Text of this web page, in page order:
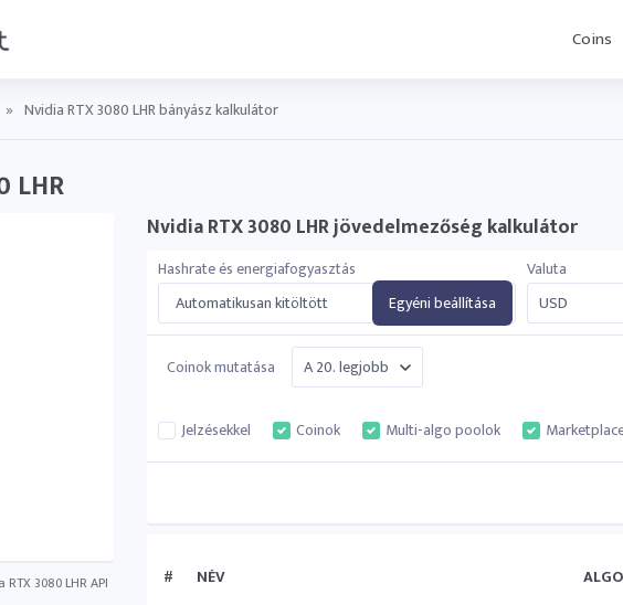
Coins
» Nvidia RTX 3080 LHR bányász kalkulátor
LHR
RTX 3080 LHR API
Nvidia RTX 3080 LHR jövedelmezőség kalkulátor
Hashrate és energiafogyasztás
Automatikusan kitöltött
Egyéni beállítása
Valuta
Coinok mutatása
Jelzésekkel Coinok Multi-algo poolok
# NÉV